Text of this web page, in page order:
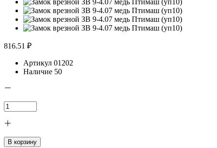
816.51 ₽
Артикул 01202
Наличие 50
В корзину